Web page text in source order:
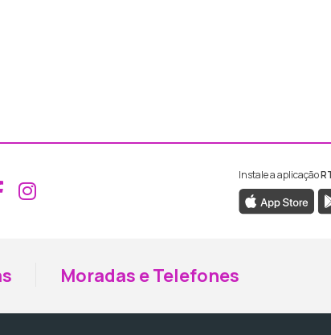
Aceder ao Facebook da RTP
Aceder ao Instagram da RTP
Instale a aplicação
Moradas e Telefones